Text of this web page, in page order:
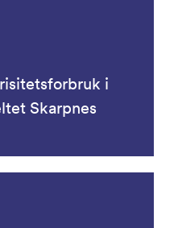
i
Skarpnes